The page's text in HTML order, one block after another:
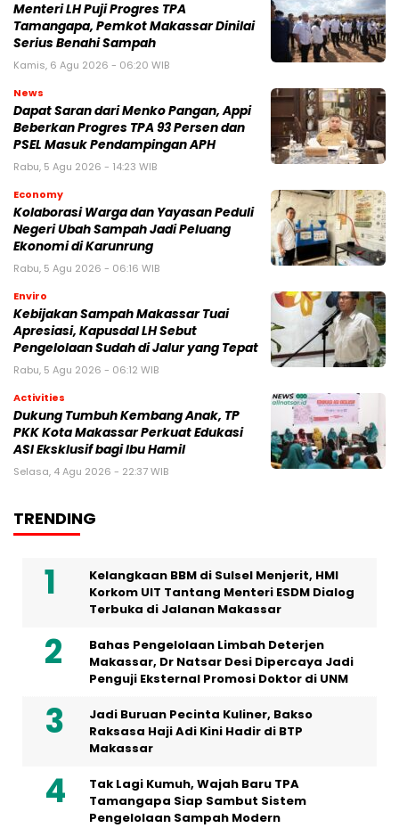
Menteri LH Puji Progres TPA
Tamangapa, Pemkot Makassar Dinilai
Serius Benahi Sampah
Kamis, 6 Agu 2026 - 06:20 WIB
News
Dapat Saran dari Menko Pangan, Appi
Beberkan Progres TPA 93 Persen dan
PSEL Masuk Pendampingan APH
Rabu, 5 Agu 2026 - 14:23 WIB
Economy
Kolaborasi Warga dan Yayasan Peduli
Negeri Ubah Sampah Jadi Peluang
Ekonomi di Karunrung
Rabu, 5 Agu 2026 - 06:16 WIB
Enviro
Kebijakan Sampah Makassar Tuai
Apresiasi, Kapusdal LH Sebut
Pengelolaan Sudah di Jalur yang Tepat
Rabu, 5 Agu 2026 - 06:12 WIB
Activities
Dukung Tumbuh Kembang Anak, TP
PKK Kota Makassar Perkuat Edukasi
ASI Eksklusif bagi Ibu Hamil
Selasa, 4 Agu 2026 - 22:37 WIB
TRENDING
Kelangkaan BBM di Sulsel Menjerit, HMI
Korkom UIT Tantang Menteri ESDM Dialog
Terbuka di Jalanan Makassar
Bahas Pengelolaan Limbah Deterjen
Makassar, Dr Natsar Desi Dipercaya Jadi
Penguji Eksternal Promosi Doktor di UNM
Jadi Buruan Pecinta Kuliner, Bakso
Raksasa Haji Adi Kini Hadir di BTP
Makassar
Tak Lagi Kumuh, Wajah Baru TPA
Tamangapa Siap Sambut Sistem
Pengelolaan Sampah Modern